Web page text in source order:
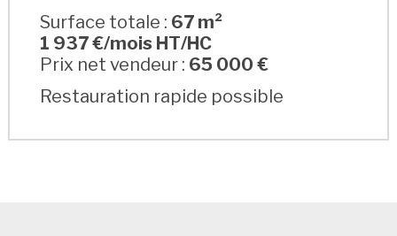
Surface totale : 67 m²
1 937 €/mois HT/HC
Prix net vendeur : 65 000 €
Restauration rapide possible